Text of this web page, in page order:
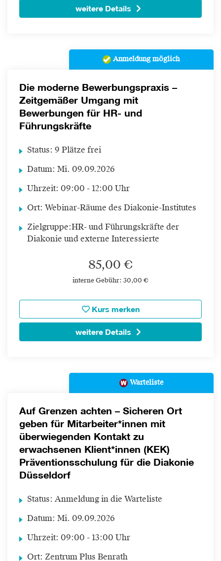
weitere Details
Anmeldung möglich
Die moderne Bewerbungspraxis –
Zeitgemäßer Umgang mit
Bewerbungen für HR- und
Führungskräfte
Status: 9 Plätze frei
Datum: Mi. 09.09.2026
Uhrzeit: 09:00 - 12:00 Uhr
Ort: Webinar-Räume des Diakonie-Institutes
Zielgruppe:HR- und Führungskräfte der
Diakonie und externe Interessierte
85,00 €
interne Gebühr: 30,00 €
Kurs merken
weitere Details
Warteliste
Auf Grenzen achten – Sicheren Ort
geben für Mitarbeiter*innen mit
überwiegenden Kontakt zu
erwachsenen Klient*innen (KEK)
Präventionsschulung für die Diakonie
Düsseldorf
Status: Anmeldung in die Warteliste
Datum: Mi. 09.09.2026
Uhrzeit: 09:00 - 13:00 Uhr
Ort: Zentrum Plus Benrath